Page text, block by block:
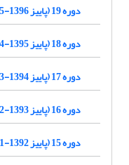
دوره 19 (پاییز 1396-1395)
دوره 18 (پاییز 1395-1394)
دوره 17 (پاییز 1394-1393)
دوره 16 (پاییز 1393-1392)
دوره 15 (پاییز 1392-1391)